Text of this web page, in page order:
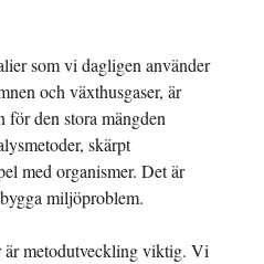
som vi dagligen använder
och växthusgaser, är
för den stora mängden
skärpt
med organismer. Det är
miljöproblem.
är metodutveckling viktig. Vi